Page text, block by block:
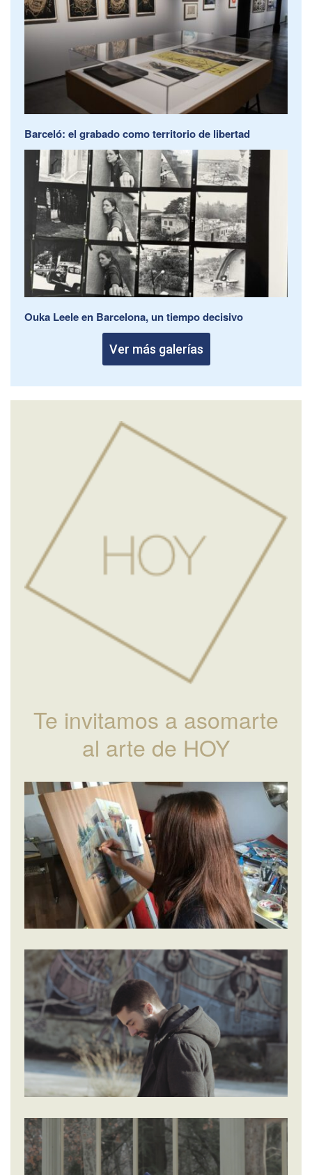
Barceló: el grabado como territorio de libertad
Ouka Leele en Barcelona, un tiempo decisivo
Ver más galerías
Te invitamos a asomarte
al arte de HOY